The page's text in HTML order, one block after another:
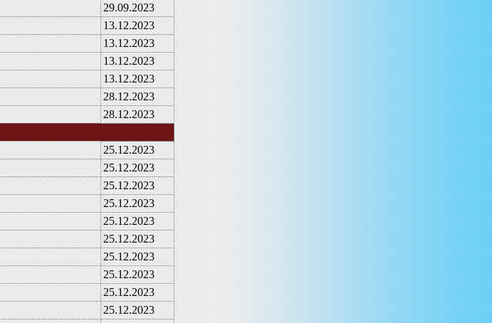
29.09.2023
13.12.2023
13.12.2023
13.12.2023
13.12.2023
28.12.2023
28.12.2023
25.12.2023
25.12.2023
25.12.2023
25.12.2023
25.12.2023
25.12.2023
25.12.2023
25.12.2023
25.12.2023
25.12.2023